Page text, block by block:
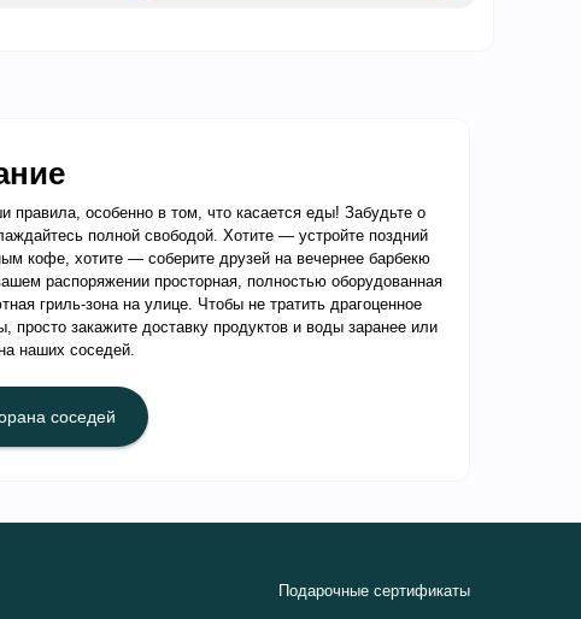
особенно в том, что касается еды! Забудьте о
полной свободой. Хотите — устройте поздний
кофе, хотите — соберите друзей на вечернее барбекю
распоряжении просторная, полностью оборудованная
гриль-зона на улице. Чтобы не тратить драгоценное
просто закажите доставку продуктов и воды заранее или
наших соседей.
соседей
Подарочные сертификаты